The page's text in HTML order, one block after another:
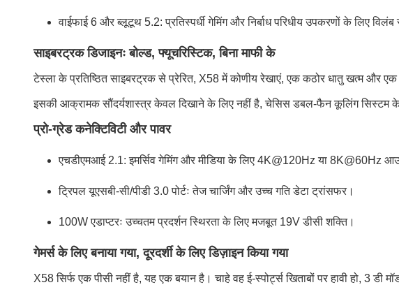
वाईफाई 6 और ब्लूटूथ 5.2: प्रतिस्पर्धी गेमिंग और निर्बाध परिधीय उपकरणों के लिए विलंब
साइबरट्रक डिजाइनः बोल्ड, फ्यूचरिस्टिक, बिना माफी के
टेस्ला के प्रतिष्ठित साइबरट्रक से प्रेरित, X58 में कोणीय रेखाएं, एक कठोर धातु खत्म और
इसकी आक्रामक सौंदर्यशास्त्र केवल दिखाने के लिए नहीं है, चेसिस डबल-फैन कूलिंग सिस्टम के
प्रो-ग्रेड कनेक्टिविटी और पावर
एचडीएमआई 2.1: इमर्सिव गेमिंग और मीडिया के लिए 4K@120Hz या 8K@60Hz
ट्रिपल यूएसबी-सी/पीडी 3.0 पोर्टः तेज चार्जिंग और उच्च गति डेटा ट्रांसफर।
100W एडाप्टरः उच्चतम प्रदर्शन स्थिरता के लिए मजबूत 19V डीसी शक्ति।
गेमर्स के लिए बनाया गया, दूरदर्शी के लिए डिज़ाइन किया गया
X58 सिर्फ एक पीसी नहीं है, यह एक बयान है। चाहे वह ई-स्पोर्ट्स खिताबों पर हावी हो, 3